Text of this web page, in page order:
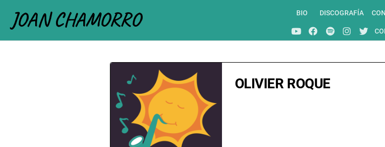
JOAN CHAMORRO BIO DISCOGRAFÍA
OLIVIER ROQUE